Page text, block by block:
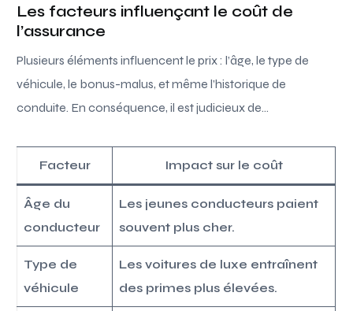
Les facteurs influençant le coût de
l’assurance
Plusieurs éléments influencent le prix : l’âge, le type de
véhicule, le bonus-malus, et même l’historique de
conduite. En conséquence, il est judicieux de…
Facteur Impact sur le coût
Âge du
conducteur
Les jeunes conducteurs paient
souvent plus cher.
Type de
véhicule
Les voitures de luxe entraînent
des primes plus élevées.